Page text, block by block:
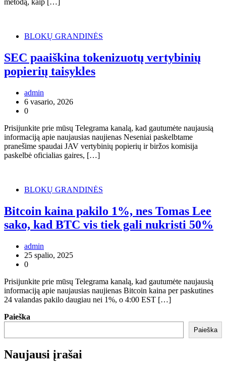
BLOKŲ GRANDINĖS
SEC paaiškina tokenizuotų vertybinių
popierių taisykles
admin
6 vasario, 2026
0
Prisijunkite prie mūsų Telegrama kanalą, kad gautumėte naujausią
informaciją apie naujausias naujienas Neseniai paskelbtame
pranešime spaudai JAV vertybinių popierių ir biržos komisija
paskelbė oficialias gaires, […]
BLOKŲ GRANDINĖS
Bitcoin kaina pakilo 1%, nes Tomas Lee
sako, kad BTC vis tiek gali nukristi 50%
admin
25 spalio, 2025
0
Prisijunkite prie mūsų Telegrama kanalą, kad gautumėte naujausią
informaciją apie naujausias naujienas Bitcoin kaina per paskutines
24 valandas pakilo daugiau nei 1%, o 4:00 EST […]
Paieška
Paieška
Naujausi įrašai